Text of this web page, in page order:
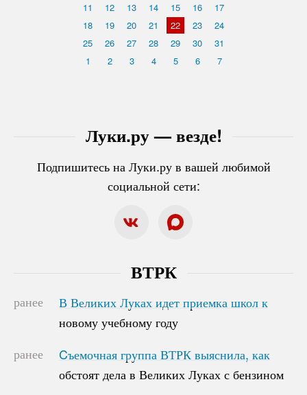
Луки.ру — везде!
Подпишитесь на Луки.ру в вашей любимой
социальной сети:
11
12 13 14 15 16
17
18
19 20 21 22 23
24
25
26 27 28 29 30
31
1
2 3 4 5 6 7
ВТРК
ранее
В Великих Луках идет приемка школ к
новому учебному году
В Великих Луках идет приемка школ к
новому учебному году
ранее
Cъемочная группа ВТРК выяснила, как
обстоят дела в Великих Луках с бензином
Cъемочная группа ВТРК выяснила, как
обстоят дела в Великих Луках с бензином